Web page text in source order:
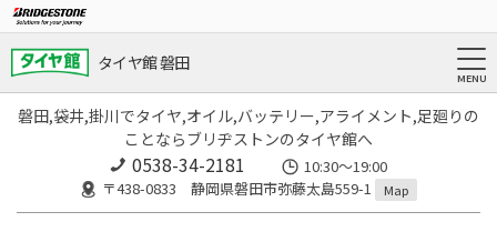
タイヤ館 磐田
磐田,袋井,掛川でタイヤ,オイル,バッテリー,アライメント,足廻りの
ことならブリヂストンのタイヤ館へ
0538-34-2181
10:30～19:00
〒438-0833 静岡県磐田市弥藤太島559-1
Map